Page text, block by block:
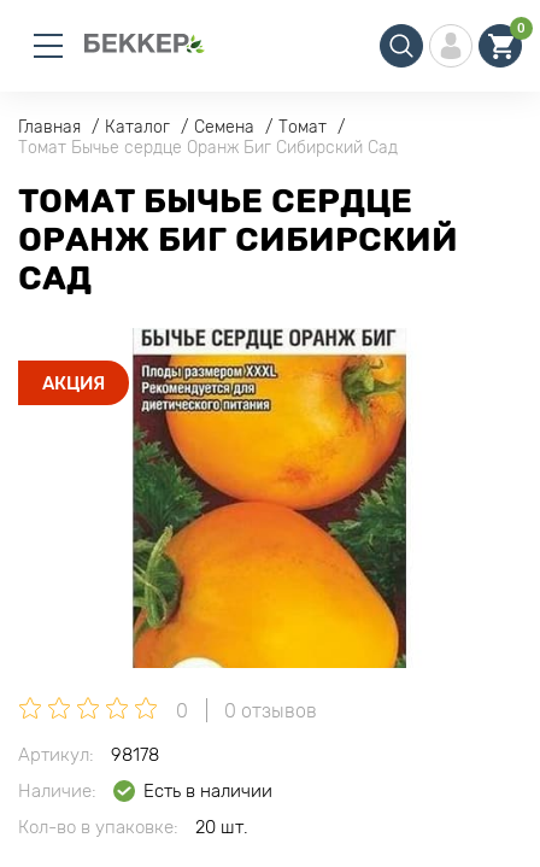
0
Главная Каталог Семена
Томат
Томат Бычье сердце Оранж Биг Сибирский Сад
ТОМАТ БЫЧЬЕ СЕРДЦЕ
ОРАНЖ БИГ СИБИРСКИЙ
САД
АКЦИЯ
0 0 отзывов
Артикул:
98178
Наличие:
Есть в наличии
Кол-во в упаковке:
20 шт.